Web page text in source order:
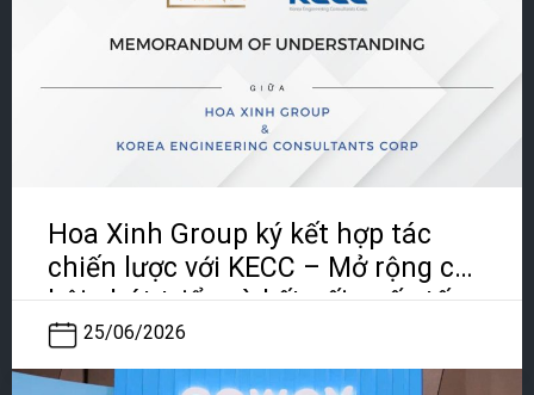
Hoa Xinh Group ký kết hợp tác
chiến lược với KECC – Mở rộng cơ
hội phát triển và kết nối quốc tế
25/06/2026